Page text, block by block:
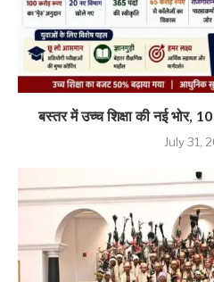
बस्तर में उच्च शिक्षा की नई भोर,
July 31,